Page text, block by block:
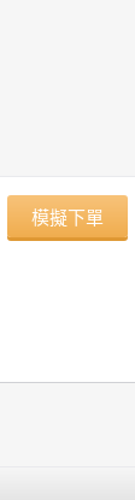
模擬下單